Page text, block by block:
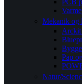
PCB
Mekanik og
Arckit
Pap
Natur/